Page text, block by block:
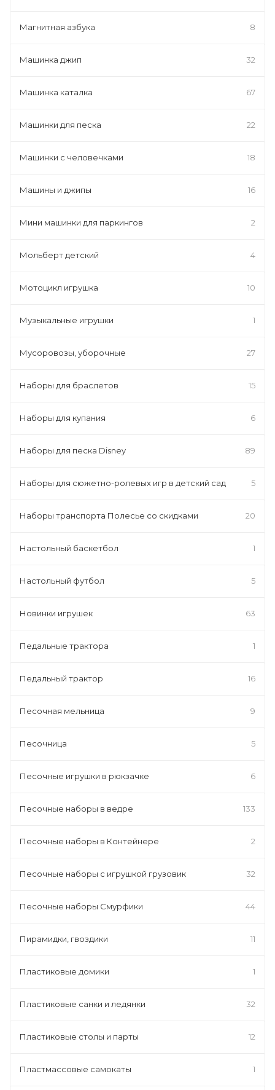
Магнитная азбука 8
Машинка джип 32
Машинка каталка 67
Машинки для песка 22
Машинки с человечками 18
Машины и джипы 16
Мини машинки для паркингов 2
Мольберт детский 4
Мотоцикл игрушка 10
Музыкальные игрушки 1
Мусоровозы, уборочные 27
Наборы для браслетов 15
Наборы для купания 6
Наборы для песка Disney 89
Наборы для сюжетно-ролевых игр в детский сад 5
Наборы транспорта Полесье со скидками 20
Настольный баскетбол 1
Настольный футбол 5
Новинки игрушек 63
Педальные трактора 1
Педальный трактор 16
Песочная мельница 9
Песочница 5
Песочные игрушки в рюкзачке 6
Песочные наборы в ведре 133
Песочные наборы в Контейнере 2
Песочные наборы с игрушкой грузовик 32
Песочные наборы Смурфики 44
Пирамидки, гвоздики 11
Пластиковые домики 1
Пластиковые санки и ледянки 32
Пластиковые столы и парты 12
Пластмассовые самокаты 1